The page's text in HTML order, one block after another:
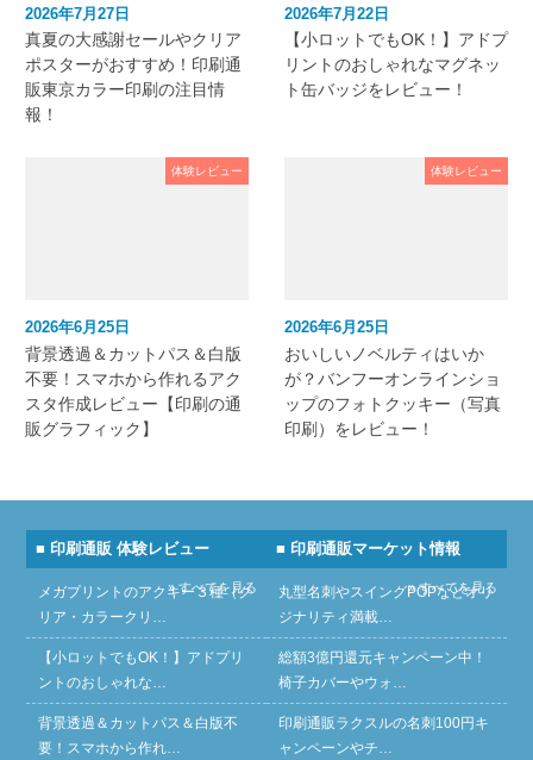
2026年7月27日
真夏の大感謝セールやクリア
ポスターがおすすめ！印刷通
販東京カラー印刷の注目情
報！
2026年7月22日
【小ロットでもOK！】アドプ
リントのおしゃれなマグネッ
ト缶バッジをレビュー！
体験レビュー
2026年6月25日
背景透過＆カットパス＆白版
不要！スマホから作れるアク
スタ作成レビュー【印刷の通
販グラフィック】
体験レビュー
2026年6月25日
おいしいノベルティはいか
が？バンフーオンラインショ
ップのフォトクッキー（写真
印刷）をレビュー！
■ 印刷通販 体験レビュー
» すべてを見る
メガプリントのアクキー３種（ク
リア・カラークリ…
【小ロットでもOK！】アドプリ
ントのおしゃれな…
背景透過＆カットパス＆白版不
要！スマホから作れ…
■ 印刷通販マーケット情報
» すべてを見る
丸型名刺やスイングPOPなどオリ
ジナリティ満載…
総額3億円還元キャンペーン中！
椅子カバーやウォ…
印刷通販ラクスルの名刺100円キ
ャンペーンやチ…